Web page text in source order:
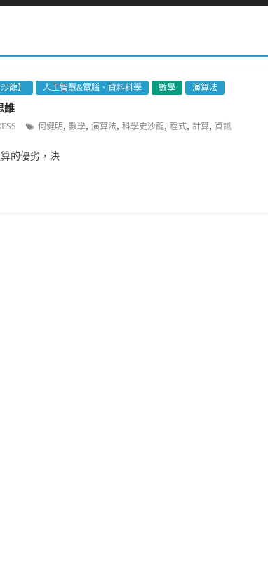
龍】 人工智慧&電腦、資料科學 數學 演算法
維
何健明, 數學, 演算法, 科學史沙龍, 程式, 計算, 資訊
的優劣，決